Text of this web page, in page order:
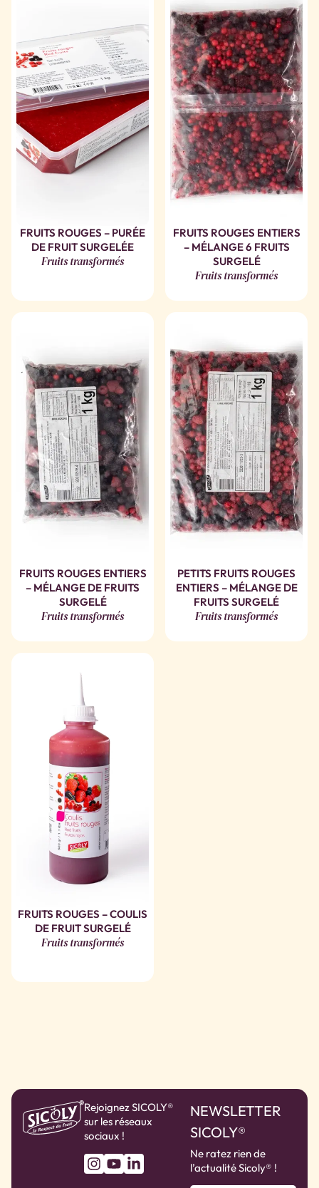
FRUITS ROUGES – PURÉE
DE FRUIT SURGELÉE
Fruits transformés
FRUITS ROUGES ENTIERS
– MÉLANGE 6 FRUITS
SURGELÉ
Fruits transformés
FRUITS ROUGES ENTIERS
– MÉLANGE DE FRUITS
SURGELÉ
Fruits transformés
PETITS FRUITS ROUGES
ENTIERS – MÉLANGE DE
FRUITS SURGELÉ
Fruits transformés
FRUITS ROUGES – COULIS
DE FRUIT SURGELÉ
Fruits transformés
Rejoignez SICOLY®
sur les réseaux
sociaux !
NEWSLETTER
SICOLY®
Ne ratez rien de
l’actualité Sicoly® !